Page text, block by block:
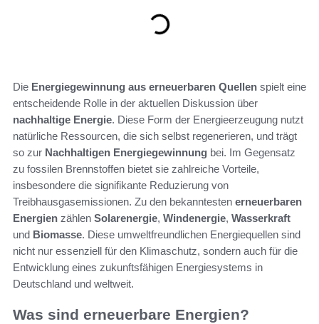
Die Energiegewinnung aus erneuerbaren Quellen spielt eine
entscheidende Rolle in der aktuellen Diskussion über
nachhaltige Energie. Diese Form der Energieerzeugung nutzt
natürliche Ressourcen, die sich selbst regenerieren, und trägt
so zur Nachhaltigen Energiegewinnung bei. Im Gegensatz
zu fossilen Brennstoffen bietet sie zahlreiche Vorteile,
insbesondere die signifikante Reduzierung von
Treibhausgasemissionen. Zu den bekanntesten erneuerbaren
Energien zählen Solarenergie, Windenergie, Wasserkraft
und Biomasse. Diese umweltfreundlichen Energiequellen sind
nicht nur essenziell für den Klimaschutz, sondern auch für die
Entwicklung eines zukunftsfähigen Energiesystems in
Deutschland und weltweit.
Was sind erneuerbare Energien?